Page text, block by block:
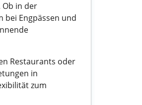
Ob in der
bei Engpässen und
Restaurants oder
in
zum